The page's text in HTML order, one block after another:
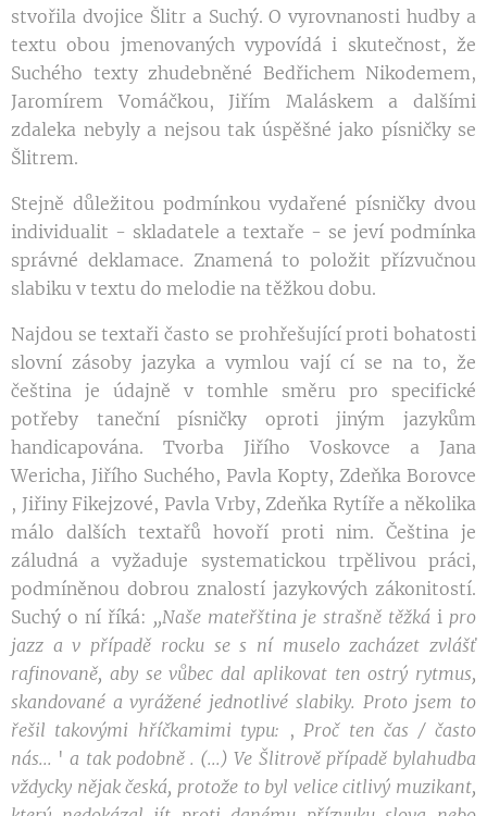
stvořila dvojice Šlitr a Suchý. O vyrovnanosti hudby a
textu obou jmenovaných vypovídá i skutečnost, že
Suchého texty zhudebněné Bedřichem Nikodemem,
Jaromírem Vomáčkou, Jiřím Maláskem a dalšími
zdaleka nebyly a nejsou tak úspěšné jako písničky se
Šlitrem.
Stejně důležitou podmínkou vydařené písničky dvou
individualit - skladatele a textaře - se jeví podmínka
správné deklamace. Znamená to položit přízvučnou
slabiku v textu do melodie na těžkou dobu.
Najdou se textaři často se prohřešující proti bohatosti
slovní zásoby jazyka a vymlou vají cí se na to, že
čeština je údajně v tomhle směru pro specifické
potřeby taneční písničky oproti jiným jazykům
handicapována. Tvorba Jiřího Voskovce a Jana
Wericha, Jiřího Suchého, Pavla Kopty, Zdeňka Borovce
, Jiřiny Fikejzové, Pavla Vrby, Zdeňka Rytíře a několika
málo dalších textařů hovoří proti nim. Čeština je
záludná a vyžaduje systematickou trpělivou práci,
podmíněnou dobrou znalostí jazykových zákonitostí.
Suchý o ní říká: ,,Naše mateřština je strašně těžká i pro
jazz a v případě rocku se s ní muselo zacházet zvlášť
rafinovaně, aby se vůbec dal aplikovat ten ostrý rytmus,
skandované a vyrážené jednotlivé slabiky. Proto jsem to
řešil takovými hříčkamimi typu: , Proč ten čas / často
nás... 'a tak podobně. (... )Ve Šlitrově případě bylahudba
vždycky nějak česká, protože to byl velice citlivý muzikant,